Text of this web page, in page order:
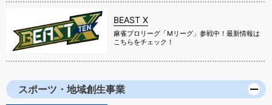
BEAST X
麻雀プロリーグ「Mリーグ」参戦中！最新情報は
こちらをチェック！
スポーツ・地域創生事業